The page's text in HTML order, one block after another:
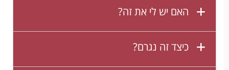
האם יש לי את זה?
כיצד זה נגרם?